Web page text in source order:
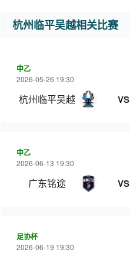
杭州临平吴越相关比赛
中乙
2026-05-26 19:30
杭州临平吴越 VS
中乙
2026-06-13 19:30
广东铭途 VS
足协杯
2026-06-19 19:30